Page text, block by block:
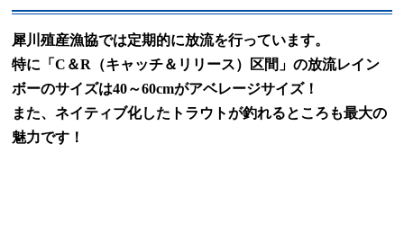
犀川殖産漁協では定期的に放流を行っています。
特に「C ＆R （キャッチ＆リリース）区間」の放流レイン
ボーのサイズは40～60cmがアベレージサイズ！
また、ネイティブ化したトラウトが釣れるところも最大の
魅力です！